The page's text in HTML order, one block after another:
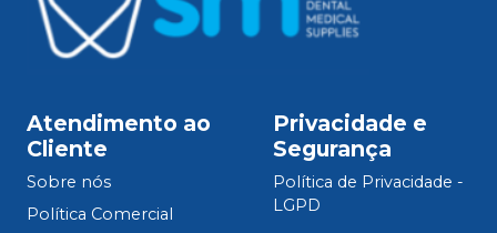
Atendimento ao
Cliente
Sobre nós
Política Comercial
Privacidade e
Segurança
Política de Privacidade -
LGPD